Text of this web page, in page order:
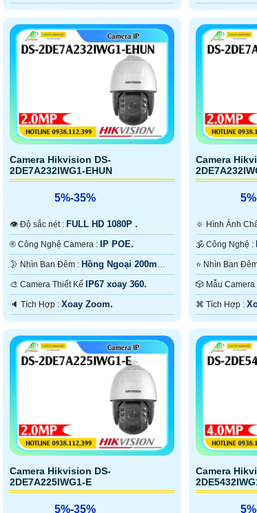
Camera Hikvision DS-
2DE7A232IWG1-EHUN
5%-35%
👁 Độ sắc nét : FULL HD 1080P .
®️ Công Nghệ Camera : IP POE.
🌛 Nhìn Ban Đêm : Hồng Ngoại 200m
Hồng Ngoại Smart IR.
🎨 Camera Thiết Kế IP67 xoay 360.
️🔈 Tích Hợp : Xoay Zoom.
Camera
🔆 Hình Ành
1080P .
🕉️ Công Nghệ :
Hồng Ngoại
🎲 Mẫu Camera
️⌘ Tích Hợp :
Camera Hikvision DS-
2DE7A225IWG1-E
5%-35%
Camera